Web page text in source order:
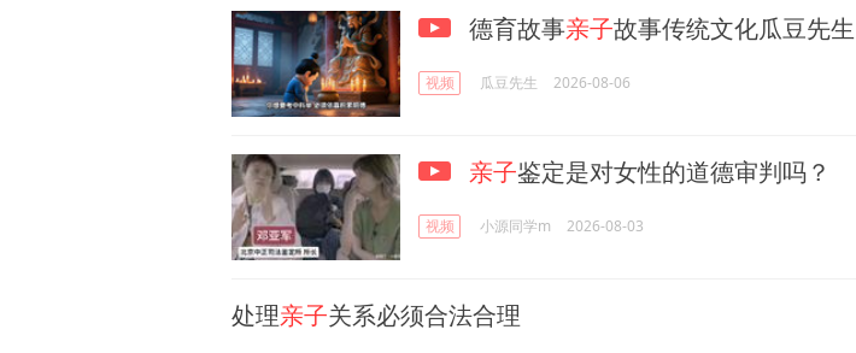
德育故事亲子故事传统文化瓜豆先生
视频 瓜豆先生 2026-08-06
亲子鉴定是对女性的道德审判吗？
视频 小源同学m 2026-08-03
处理亲子关系必须合法合理